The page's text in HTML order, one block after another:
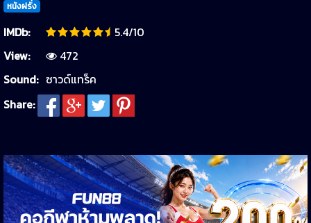
หนังฝรั่ง
IMDb:
5.4/10
View:
472
Sound: ซาวด์แทร็ค
Share: